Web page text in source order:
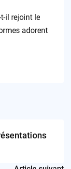
il rejoint le
adorent